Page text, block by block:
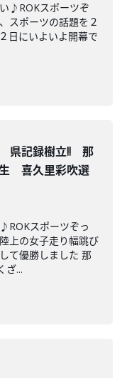
♪ROKスポーツぞ
スポーツの話題を２
日にいよいよ開幕で
県記録樹立!! 那
喜久里彩吹選
スポーツぞっ
上の女子走り幅跳び
て優勝しました 那
ざ...